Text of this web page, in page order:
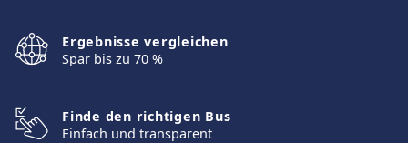
Ergebnisse vergleichen
Spar bis zu 70 %
Finde den richtigen Bus
Einfach und transparent